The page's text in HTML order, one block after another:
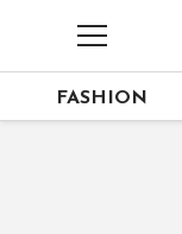
FASHION